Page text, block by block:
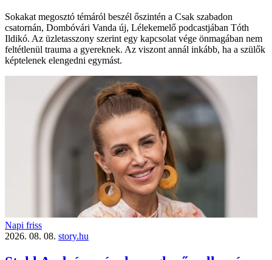
Sokakat megosztó témáról beszél őszintén a Csak szabadon
csatornán, Dombóvári Vanda új, Lélekemelő podcastjában Tóth
Ildikó. Az üzletasszony szerint egy kapcsolat vége önmagában nem
feltétlenül trauma a gyereknek. Az viszont annál inkább, ha a szülők
képtelenek elengedni egymást.
Napi friss
2026. 08. 08. story.hu